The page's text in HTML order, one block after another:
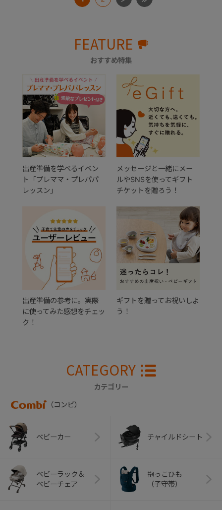
FEATURE
おすすめ特集
出産準備を学べるイベン
ト「プレママ・プレパパ
レッスン」
メッセージと一緒にメー
ルやSNSを使ってギフト
チケットを贈ろう！
出産準備の参考に。実際
に使ってみた感想をチェッ
ク！
ギフトを贈ってお祝いしよ
う！
CATEGORY
カテゴリー
（コンビ）
ベビーカー チャイルドシート
ベビーラック＆
ベビーチェア
抱っこひも
（子守帯）